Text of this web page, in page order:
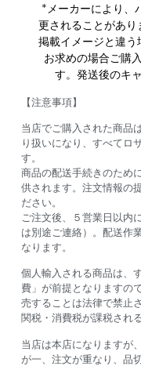
*メーカーにより、
更されることがあり
掲載イメージと違
お求めの場合ご購
す。発送後のキ
【注意事項】
当店でご購入された商品
り扱いになり、すべてロ
す。
商品の配送手続きのため
供されます。注文情報の
ださい。
ご注文後、５営業日以内
は別途ご連絡）。配送作
なります。
個人輸入される商品は、
費」が前提となりますの
売することは法律で禁止
関税・消費税が課税され
当店は本店になりますが
が一、注文が重なり、品